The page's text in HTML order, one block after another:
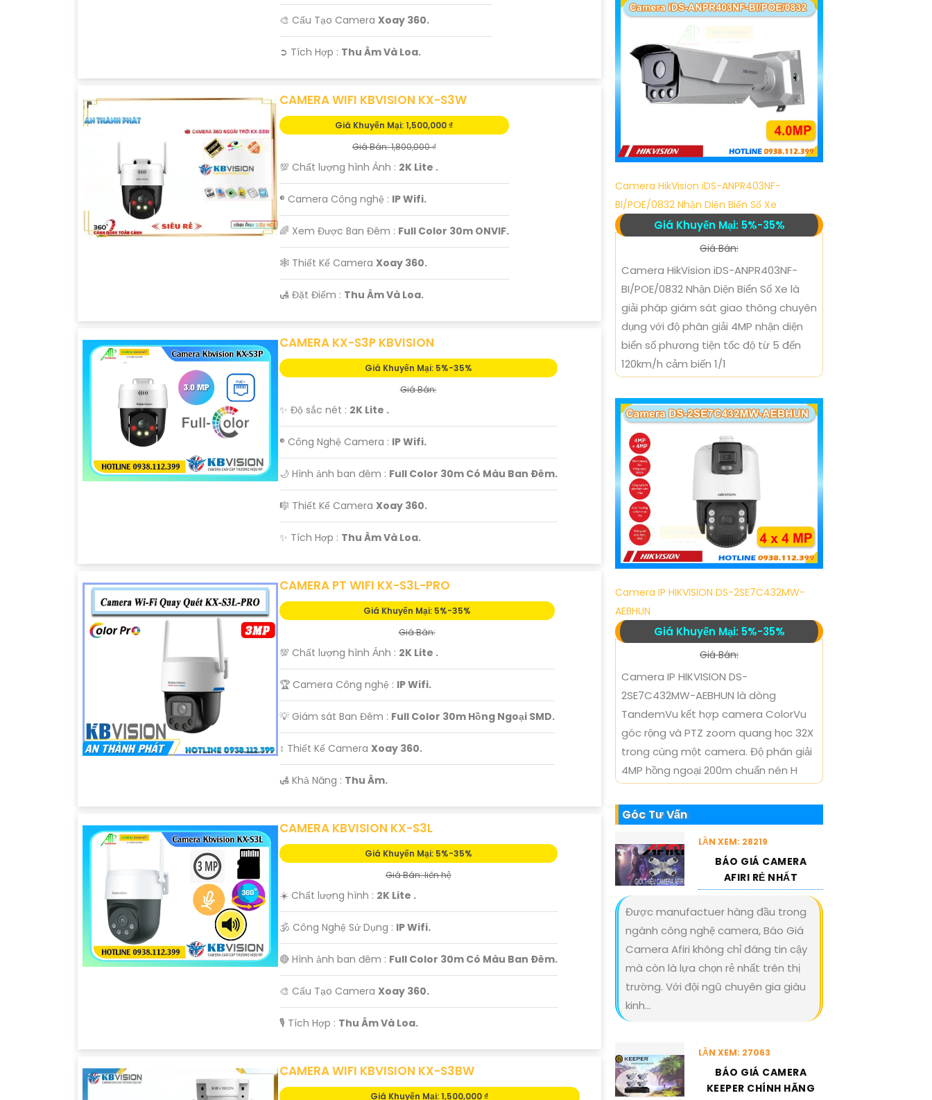
🎨 Cấu Tạo Camera Xoay 360.
️➲ Tích Hợp : Thu Âm Và Loa.
CAMERA WIFI KBVISION KX-S3W
Giá Khuyến Mại: 1,500,000 ₫
Giá Bán: 1,800,000 ₫
💯 Chất lượng hình Ảnh : 2K Lite .
®️ Camera Công nghệ : IP Wifi.
🌈 Xem Được Ban Đêm : Full Color 30m ONVIF.
🕸️ Thiết Kế Camera Xoay 360.
️🛃 Đặt Điểm : Thu Âm Và Loa.
CAMERA KX-S3P KBVISION
Giá Khuyến Mại: 5%-35%
Giá Bán:
✨ Độ sắc nét : 2K Lite .
®️ Công Nghệ Camera : IP Wifi.
🌙 Hình ảnh ban đêm : Full Color 30m Có Màu Ban Ðêm.
🎼️ Thiết Kế Camera Xoay 360.
️✨ Tích Hợp : Thu Âm Và Loa.
CAMERA PT WIFI KX-S3L-PRO
Giá Khuyến Mại: 5%-35%
Giá Bán:
💯 Chất lượng hình Ảnh : 2K Lite .
🏆 Camera Công nghệ : IP Wifi.
💡 Giám sát Ban Đêm : Full Color 30m Hồng Ngoại SMD.
↕️ Thiết Kế Camera Xoay 360.
️🛃 Khả Năng : Thu Âm.
CAMERA KBVISION KX-S3L
Giá Khuyến Mại: 5%-35%
Giá Bán: liên hệ
☀️ Chất lượng hình : 2K Lite .
🕉️ Công Nghệ Sử Dụng : IP Wifi.
🔴 Hình ảnh ban đêm : Full Color 30m Có Màu Ban Ðêm.
🎨 Cấu Tạo Camera Xoay 360.
️🎙 Tích Hợp : Thu Âm Và Loa.
CAMERA WIFI KBVISION KX-S3BW
Giá Khuyến Mại: 1,500,000 ₫
Camera HikVision iDS-ANPR403NF-
BI/POE/0832 Nhận Diện Biển Số Xe
Giá Khuyến Mại: 5%-35%
Giá Bán:
Camera HikVision iDS-ANPR403NF-
BI/POE/0832 Nhận Diện Biển Số Xe là
giải pháp giám sát giao thông chuyên
dụng với độ phân giải 4MP nhận diện
biển số phương tiện tốc độ từ 5 đến
120km/h cảm biến 1/1
Camera IP HIKVISION DS-2SE7C432MW-
AEBHUN
Giá Khuyến Mại: 5%-35%
Giá Bán:
Camera IP HIKVISION DS-
2SE7C432MW-AEBHUN là dòng
TandemVu kết hợp camera ColorVu
góc rộng và PTZ zoom quang học 32X
trong cùng một camera. Độ phân giải
4MP hồng ngoại 200m chuẩn nén H
Góc Tư Vấn
LẦN XEM: 28219
BÁO GIÁ CAMERA
AFIRI RẺ NHẤT
Được manufactuer hàng đầu trong
ngành công nghệ camera, Báo Giá
Camera Afiri không chỉ đáng tin cậy
mà còn là lựa chọn rẻ nhất trên thị
trường. Với đội ngũ chuyên gia giàu
kinh...
LẦN XEM: 27063
BÁO GIÁ CAMERA
KEEPER CHÍNH HÃNG